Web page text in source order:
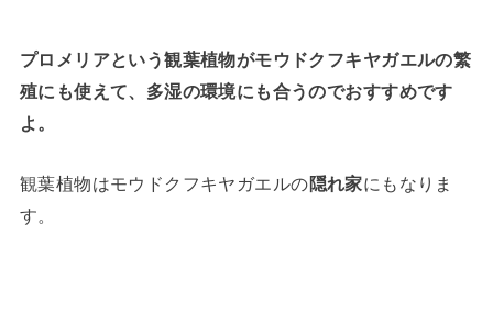
プロメリアという観葉植物がモウドクフキヤガエルの繁
殖にも使えて、多湿の環境にも合うのでおすすめです
よ。
観葉植物はモウドクフキヤガエルの隠れ家にもなりま
す。